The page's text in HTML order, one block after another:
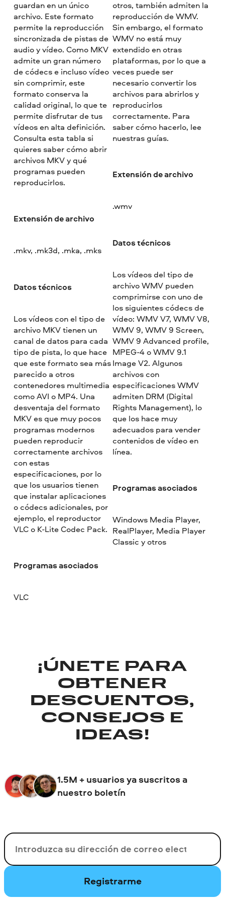
guardan en un único
archivo. Este formato
permite la reproducción
sincronizada de pistas de
audio y vídeo. Como MKV
admite un gran número
de códecs e incluso vídeo
sin comprimir, este
formato conserva la
calidad original, lo que te
permite disfrutar de tus
vídeos en alta definición.
Consulta esta tabla si
quieres saber cómo abrir
archivos MKV y qué
programas pueden
reproducirlos.
Extensión de archivo
.mkv, .mk3d, .mka, .mks
Datos técnicos
Los vídeos con el tipo de
archivo MKV tienen un
canal de datos para cada
tipo de pista, lo que hace
que este formato sea más
parecido a otros
contenedores multimedia
como AVI o MP4. Una
desventaja del formato
MKV es que muy pocos
programas modernos
pueden reproducir
correctamente archivos
con estas
especificaciones, por lo
que los usuarios tienen
que instalar aplicaciones
o códecs adicionales, por
ejemplo, el reproductor
VLC o K-Lite Codec Pack.
Programas asociados
VLC
otros, también admiten la
reproducción de WMV.
Sin embargo, el formato
WMV no está muy
extendido en otras
plataformas, por lo que a
veces puede ser
necesario convertir los
archivos para abrirlos y
reproducirlos
correctamente. Para
saber cómo hacerlo, lee
nuestras guías.
Extensión de archivo
.wmv
Datos técnicos
Los vídeos del tipo de
archivo WMV pueden
comprimirse con uno de
los siguientes códecs de
vídeo: WMV V7, WMV V8,
WMV 9, WMV 9 Screen,
WMV 9 Advanced profile,
MPEG-4 o WMV 9.1
Image V2. Algunos
archivos con
especificaciones WMV
admiten DRM (Digital
Rights Management), lo
que los hace muy
adecuados para vender
contenidos de vídeo en
línea.
Programas asociados
Windows Media Player,
RealPlayer, Media Player
Classic y otros
¡ÚNETE PARA
OBTENER
DESCUENTOS,
CONSEJOS E
IDEAS!
1.5M + usuarios ya suscritos a
nuestro boletín
Su correo electrónico
Registrarme